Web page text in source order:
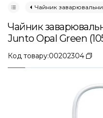
Чайник заварювальний 1,3 л
Чайник
Junto Opal Green
Код товару:00202304